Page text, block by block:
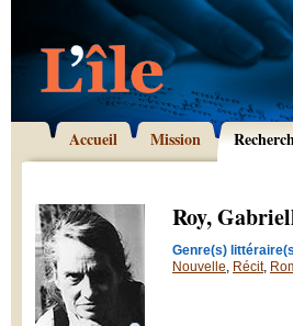
Accueil Mission
Roy,
Genre(s)
Nouvelle, Récit,